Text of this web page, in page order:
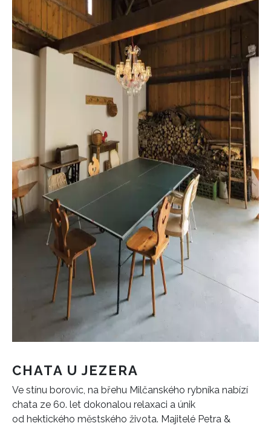
CHATA U JEZERA
Ve stínu borovic, na břehu Milčanského rybníka nabízí
chata ze 60. let dokonalou relaxaci a únik
od hektického městského života. Majitelé Petra &